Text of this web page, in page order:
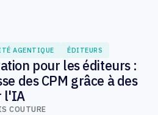
AGENTIQUE ÉDITEURS
pour les éditeurs :
des CPM grâce à des
l'IA
COUTURE